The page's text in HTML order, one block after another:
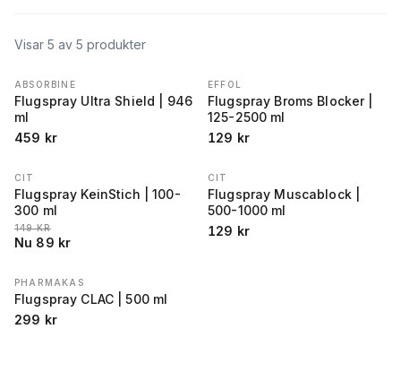
Visar 5 av 5 produkter
ABSORBINE
Flugspray Ultra Shield | 946
ml
459 kr
EFFOL
Flugspray Broms Blocker |
125-2500 ml
129 kr
REA
CIT
Flugspray KeinStich | 100-
300 ml
LÄGSTA PRIS 30 DAGAR FÖRE REA
149KR
Nu 89 kr
CIT
Flugspray Muscablock |
500-1000 ml
129 kr
PHARMAKAS
Flugspray CLAC | 500 ml
299 kr